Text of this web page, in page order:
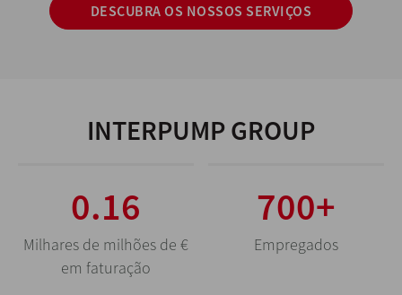
DESCUBRA OS NOSSOS SERVIÇOS
INTERPUMP GROUP
0.65
Milhares de milhões de €
em faturação
2880+
Empregados